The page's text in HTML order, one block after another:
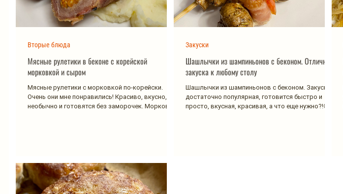
Мясные рулетики в беконе с корейской
морковкой и сыром
Мясные рулетики с морковкой по-корейски.
Очень они мне понравились! Красиво, вкусно,
необычно и готовятся без заморочек. Морковь ...
Вторые блюда
Шашлычки из шампиньонов с беконом. Отличная
закуска к любому столу
Шашлычки из шампиньонов с беконом. Закуска
достаточно популярная, готовится быстро и
просто, вкусная, красивая, а что еще нужно?!😁...
Закуски